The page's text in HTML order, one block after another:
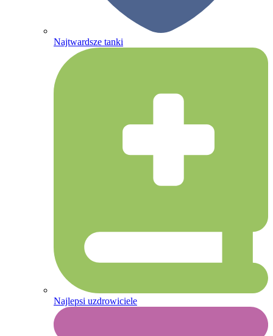
Najtwardsze tanki
Najlepsi uzdrowiciele